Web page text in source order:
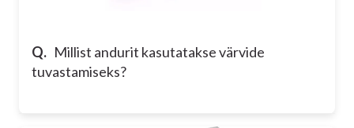
Q. Millist andurit kasutatakse värvide
tuvastamiseks?